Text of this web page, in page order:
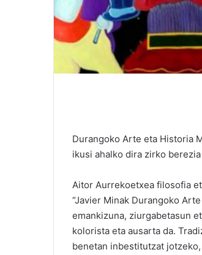
Durangoko Arte eta Historia
ikusi ahalko dira zirko
Aitor Aurrekoetxea filosofia
“Javier Minak Durangoko
emankizuna, ziurgabetasun
kolorista eta ausarta da.
benetan inbestitutzat